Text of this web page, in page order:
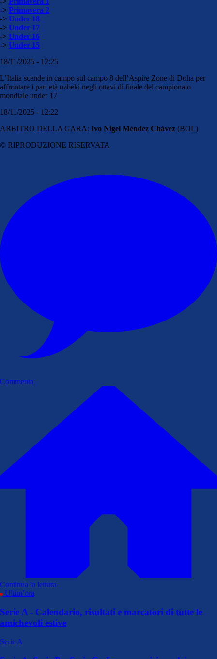
-> Primavera 2
-> Under 18
-> Under 17
-> Under 16
-> Under 15
18/11/2025 - 12:25
L’Italia scende in campo sul campo 8 dell’Aspire Zone di Doha per
affrontare i pari età uzbeki negli ottavi di finale del campionato
mondiale under 17
18/11/2025 - 12:22
ARBITRO DELLA GARA: Ivo Nigel Méndez Chávez (BOL)
© RIPRODUZIONE RISERVATA
Commenta
Continua la lettura
Ultim’ora
Serie A - Calendario, risultati e marcatori di tutte le
amichevoli estive
Serie A